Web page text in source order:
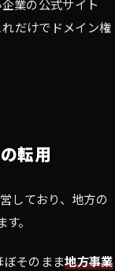
業の公式サイト
だけでドメイン権
転用
しており、地方の
。
ぼそのまま地方事業